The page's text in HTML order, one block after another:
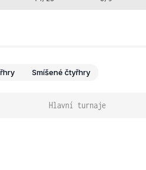
Smíšené čtyřhry
Hlavní turnaje